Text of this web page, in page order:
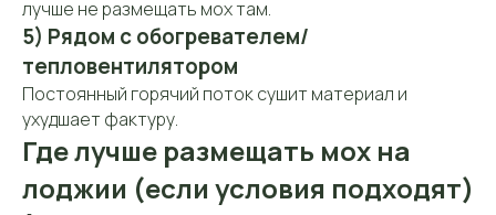
лучше не размещать мох там.
5) Рядом с обогревателем/
тепловентилятором
Постоянный горячий поток сушит материал и
ухудшает фактуру.
Где лучше размещать мох на
лоджии (если условия подходят)